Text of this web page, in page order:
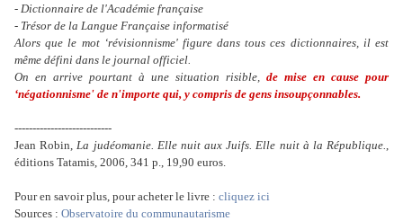
- Dictionnaire de l'Académie française
- Trésor de la Langue Française informatisé
Alors que le mot ‘révisionnisme' figure dans tous ces dictionnaires, il est
même défini dans le journal officiel.
On en arrive pourtant à une situation risible, de mise en cause pour
‘négationnisme' de n'importe qui, y compris de gens insoupçonnables.
---------------------------
Jean Robin,La judéomanie. Elle nuit aux Juifs. Elle nuit à la République.,
éditions Tatamis, 2006, 341 p., 19,90 euros.
Pour en savoir plus, pour acheter le livre : cliquez ici
Sources : Observatoire du communautarisme